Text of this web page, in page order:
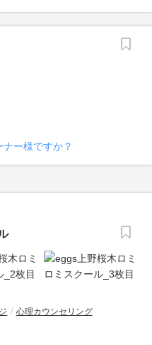
ー様ですか？
心理カウンセリング